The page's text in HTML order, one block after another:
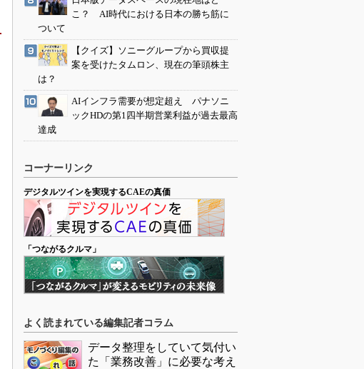
こ？ AI時代における日本の勝ち筋に
ついて
【クイズ】ソニーグループから買収提
案を受けたタムロン、現在の筆頭株主
は？
AIインフラ需要が想定超え パナソニ
ックHDの第1四半期営業利益が過去最高
達成
コーナーリンク
デジタルツインを実現するCAEの真価
「つながるクルマ」
よく読まれている編集記者コラム
データ整理をしていて気付い
た「業務改善」に必要な考え